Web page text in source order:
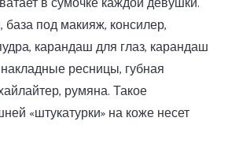
база под макияж, консилер,
карандаш для глаз, карандаш
ресницы, губная
румяна. Такое
«штукатурки» на коже несет